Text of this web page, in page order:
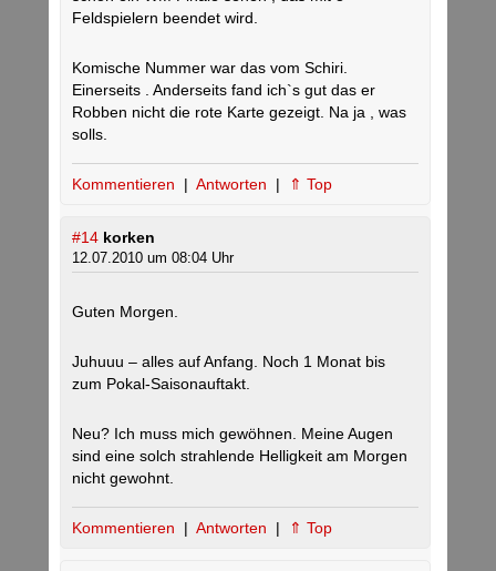
Feldspielern beendet wird.
Komische Nummer war das vom Schiri.
Einerseits . Anderseits fand ich`s gut das er
Robben nicht die rote Karte gezeigt. Na ja , was
solls.
Kommentieren | Antworten | ⇑ Top
#14 korken
12.07.2010 um 08:04 Uhr
Guten Morgen.
Juhuuu – alles auf Anfang. Noch 1 Monat bis
zum Pokal-Saisonauftakt.
Neu? Ich muss mich gewöhnen. Meine Augen
sind eine solch strahlende Helligkeit am Morgen
nicht gewohnt.
Kommentieren | Antworten | ⇑ Top